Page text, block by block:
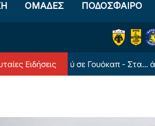
OΜΑΔΕΣ ΠΟΔΟΣΦΑΙΡΟ
Ειδήσεις
Ολυμπιακού σε Γουόκαπ - Στα... άκρα